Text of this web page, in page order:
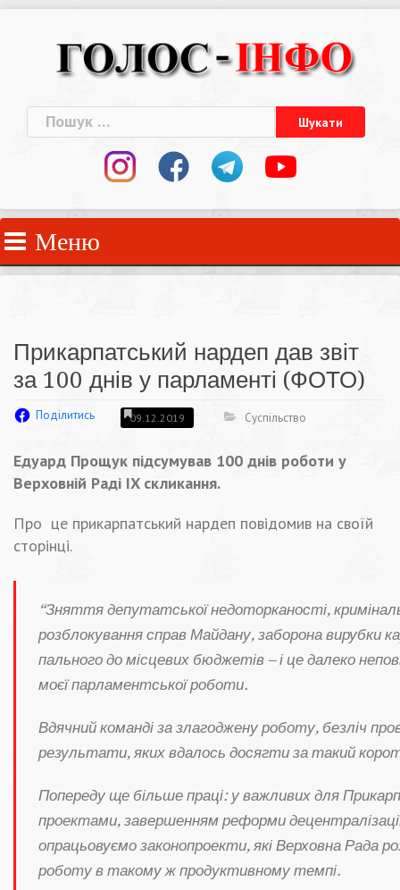
Пошук:
Меню
Прикарпатський нардеп дав звіт
за 100 днів у парламенті (ФОТО)
Поділитись 09.12.2019 Суспільство
Едуард Прощук підсумував 100 днів роботи у
Верховній Раді IX скликання.
Про це прикарпатський нардеп повідомив на своїй
сторінці.
“Зняття депутатської недоторканості,
розблокування справ Майдану, заборона вирубки
пального до місцевих бюджетів – і це далеко
моєї парламентської роботи.
Вдячний команді за злагоджену роботу, безліч
результати, яких вдалось досягти за такий
Попереду ще більше праці: у важливих для
проектами, завершенням реформи
опрацьовуємо законопроекти, які Верховна Рада
роботу в такому ж продуктивному темпі.